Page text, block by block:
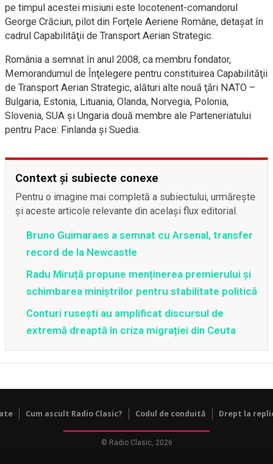
pe timpul acestei misiuni este locotenent-comandorul
George Crăciun, pilot din Forţele Aeriene Române, detaşat în
cadrul Capabilităţii de Transport Aerian Strategic.
România a semnat în anul 2008, ca membru fondator,
Memorandumul de Înţelegere pentru constituirea Capabilităţii
de Transport Aerian Strategic, alături alte nouă ţări NATO –
Bulgaria, Estonia, Lituania, Olanda, Norvegia, Polonia,
Slovenia, SUA şi Ungaria două membre ale Parteneriatului
pentru Pace: Finlanda şi Suedia.
Context și subiecte conexe
Pentru o imagine mai completă a subiectului, urmărește
și aceste articole relevante din același flux editorial.
Bruno Guimaraes a semnat cu Arsenal, transfer
record de la Newcastle
Radu Miruță propune menținerea premierului și
schimbarea miniștrilor pentru stabilitate politică
Conturi rusești au amplificat discursul de
extremă dreaptă în criza migrației din Ceuta
Cum ascult Radio Clasic? Codul de conduită Drept la
© Radio Clasic, 2026